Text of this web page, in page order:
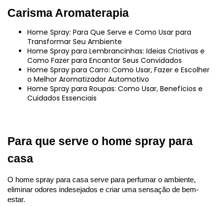
Carisma Aromaterapia
Home Spray: Para Que Serve e Como Usar para
Transformar Seu Ambiente
Home Spray para Lembrancinhas: Ideias Criativas e
Como Fazer para Encantar Seus Convidados
Home Spray para Carro: Como Usar, Fazer e Escolher
o Melhor Aromatizador Automotivo
Home Spray para Roupas: Como Usar, Benefícios e
Cuidados Essenciais
Para que serve o home spray para
casa
O home spray para casa serve para perfumar o ambiente,
eliminar odores indesejados e criar uma sensação de bem-
estar.